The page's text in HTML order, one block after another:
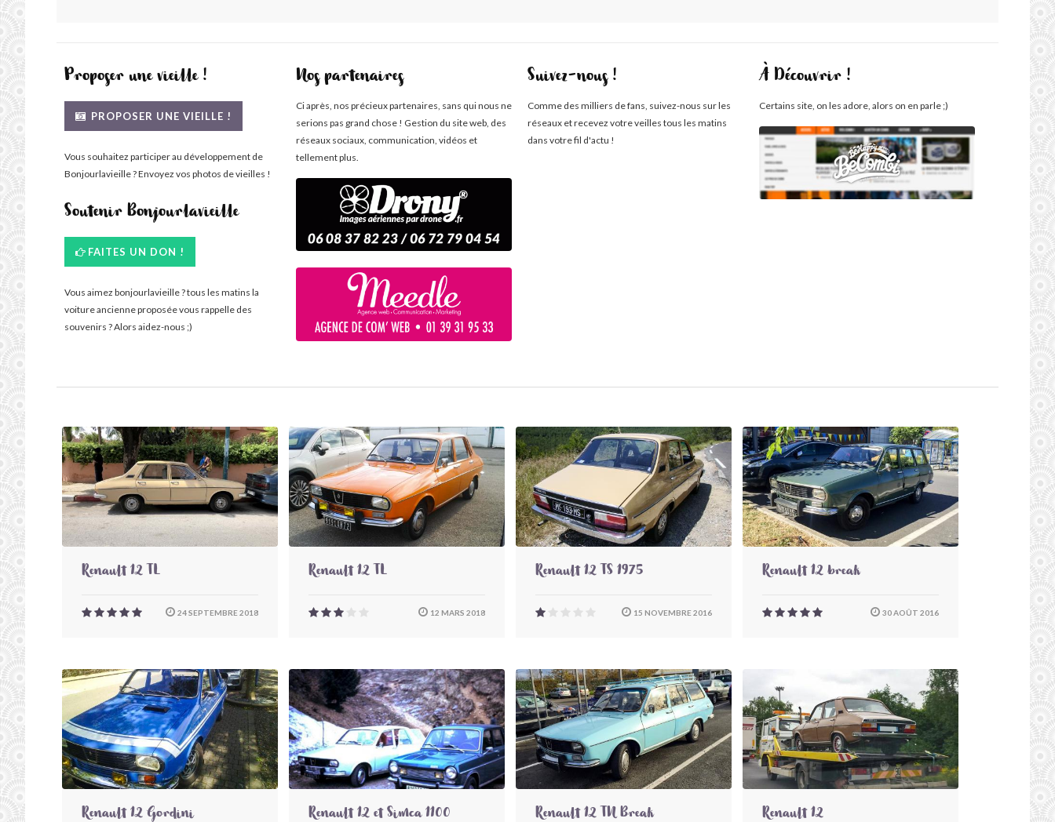
Proposer une vieille !
PROPOSER UNE VIEILLE !
Vous souhaitez participer au développement de
Bonjourlavieille ? Envoyez vos photos de vieilles !
Soutenir Bonjourlavieille
FAITES UN DON !
Vous aimez bonjourlavieille ? tous les matins la
voiture ancienne proposée vous rappelle des
souvenirs ? Alors aidez-nous ;)
Nos partenaires
Ci après, nos précieux partenaires, sans qui nous ne
serions pas grand chose ! Gestion du site web, des
réseaux sociaux, communication, vidéos et
tellement plus.
Suivez-nous !
Comme des milliers de fans, suivez-nous sur les
réseaux et recevez votre veilles tous les matins
dans votre fil d'actu !
À Découvrir !
Certains site, on les adore, alors on en parle ;)
Renault 12 TL
24 SEPTEMBRE 2018
Renault 12 TL
12 MARS 2018
Renault 12 TS 1975
15 NOVEMBRE 2016
Renault 12 break
30 AOÛT 2016
Renault 12 Gordini Renault 12 et Simca 1100 Renault 12 TN Break Renault 12